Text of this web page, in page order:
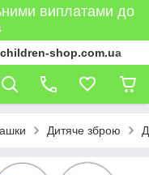
виплатами до
children-shop.com.ua
Дитяче зброю